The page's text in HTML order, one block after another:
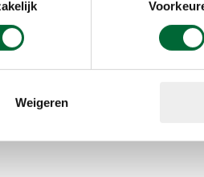
Weigeren
grip op ijs. Op sneeuw
je beter een
halen, zoals